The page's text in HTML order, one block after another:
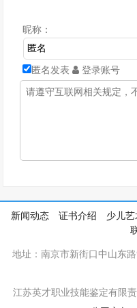
昵称：
匿名发表 登录账号
新闻动态 证书介绍 少儿艺
地址：南京市新街口中山东
江苏英才职业技能鉴定有限